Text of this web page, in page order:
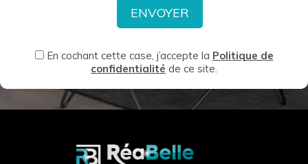
En cochant cette case, j’accepte la Politique de
confidentialité de ce site.